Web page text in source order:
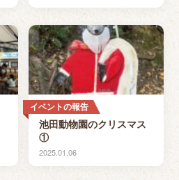
イベントの報告
池田動物園のクリスマス
①
2025.01.06